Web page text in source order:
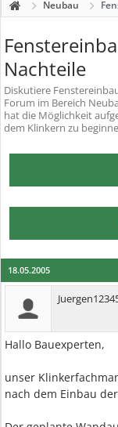
Neubau
Nachteile
Diskutiere
Forum im Bereich
hat die Möglichkeit
dem Klinkern zu
18.05.2005
Hallo Bauexperten,
unser
nach dem Einbau